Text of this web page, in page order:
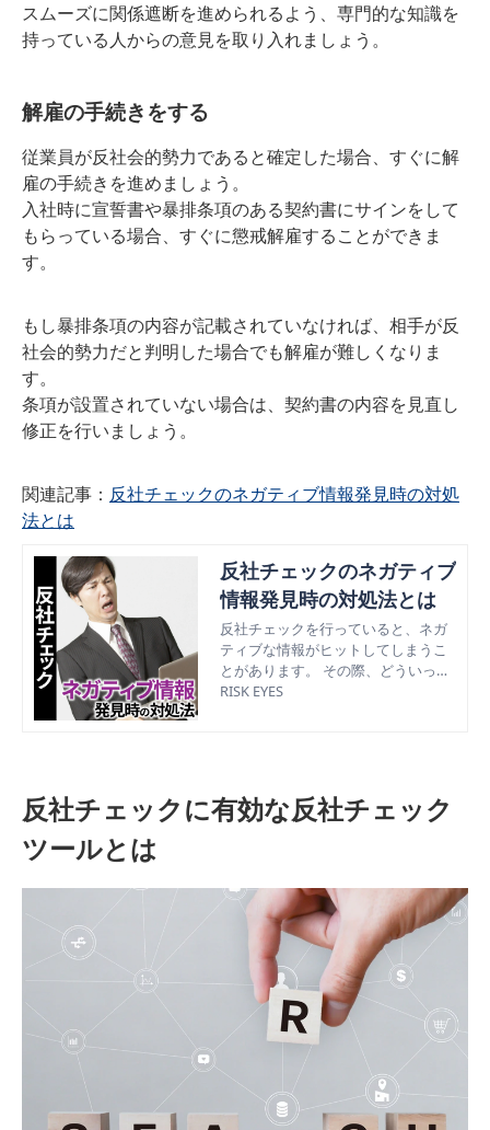
スムーズに関係遮断を進められるよう、専門的な知識を
持っている人からの意見を取り入れましょう。
解雇の手続きをする
従業員が反社会的勢力であると確定した場合、すぐに解
雇の手続きを進めましょう。
入社時に宣誓書や暴排条項のある契約書にサインをして
もらっている場合、すぐに懲戒解雇することができま
す。
もし暴排条項の内容が記載されていなければ、相手が反
社会的勢力だと判明した場合でも解雇が難しくなりま
す。
条項が設置されていない場合は、契約書の内容を見直し
修正を行いましょう。
関連記事： 反社チェックのネガティブ情報発見時の対処
法とは
反社チェックのネガティブ
情報発見時の対処法とは
反社チェックを行っていると、ネガ
ティブな情報がヒットしてしまうこ
とがあります。 その際、どういった
行動を取ったほうが良いかを事前に
報がヒットしてしまったときの対処
法について解説します。
RISK EYES
反社チェックに有効な反社チェック
ツールとは